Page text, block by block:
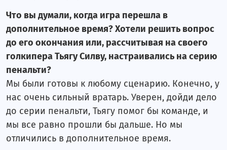
Что вы думали, когда игра перешла в
дополнительное время? Хотели решить вопрос
до его окончания или, рассчитывая на своего
голкипера Тьягу Силву, настраивались на серию
пенальти?
Мы были готовы к любому сценарию. Конечно, у
нас очень сильный вратарь. Уверен, дойди дело
до серии пенальти, Тьягу помог бы команде, и
мы все равно прошли бы дальше. Но мы
отличились в дополнительное время.